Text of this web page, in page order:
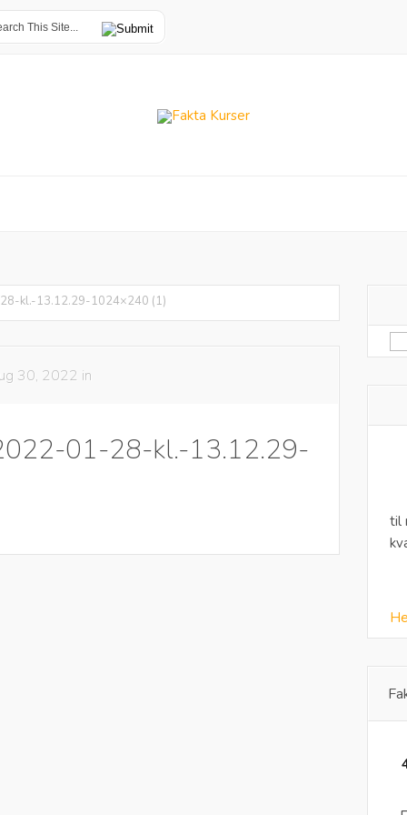
kl.-13.12.29-1024×240 (1)
30, 2022 in
01-28-kl.-13.12.29-
til